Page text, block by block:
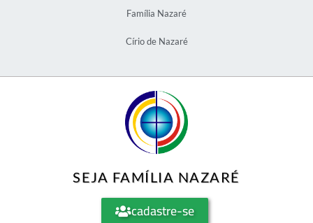
Família Nazaré
Círio de Nazaré
SEJA FAMÍLIA NAZARÉ
cadastre-se